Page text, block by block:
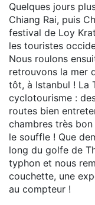
Quelques jours
Chiang Rai, puis
festival de Loy
les touristes
Nous roulons
retrouvons la mer
tôt, à Istanbul ! La
cyclotourisme :
routes bien
chambres très
le souffle ! Que
long du golfe de
typhon et nous
couchette, une
au compteur !